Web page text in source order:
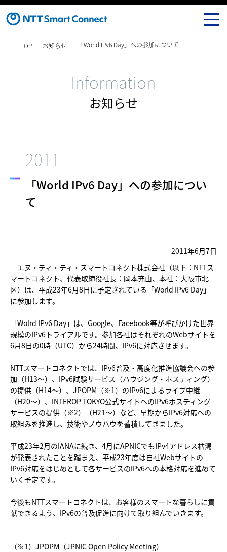
TOP お知らせ 「World IPv6 Day」への参加について
Information
お知らせ
2011
「World IPv6 Day」への参加につい
て
2011年6月7日
エヌ・ティ・ティ・スマートコネクト株式会社（以下：NTTス
マートコネクト、代表取締役社長：岡本充由、本社：大阪市北
区）は、平成23年6月8日に予定されている「World IPv6 Day」
に参加します。
「Wolrd IPv6 Day」は、Google、Facebook等が呼びかけた世界
規模のIPv6トライアルです。参加各社はそれぞれのWebサイトを
6月8日の0時（UTC）から24時間、IPv6に対応させます。
NTTスマートコネクトでは、IPv6普及・高度化推進協議会への参
加（H13～）、IPv6試験サービス（ハウジング・ホスティング）
の提供（H14～）、JPOPM（※1）のIPv6によるライブ中継
（H20～）、INTEROP TOKYO公式サイトへのIPv6ホスティング
サービスの提供（※2）（H21～）など、早期からIPv6対応への
取組みを推進し、技術やノウハウを蓄積してきました。
平成23年2月のIANAに続き、4月にAPNICでもIPv4アドレス枯渇
が発表されたことを踏まえ、平成23年度は自社Webサイトの
IPv6対応をはじめとして各サービスのIPv6への本格対応を進めて
いく予定です。
今後もNTTスマートコネクトは、お客様のスマートな暮らしに貢
献できるよう、IPv6の普及促進に向けて取り組んでいきます。
（※1）JPOPM（JPNIC Open Policy Meeting）